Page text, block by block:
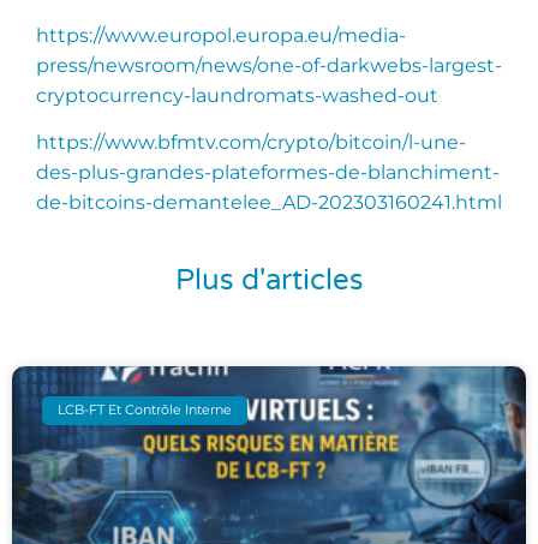
https://www.europol.europa.eu/media-
press/newsroom/news/one-of-darkwebs-largest-
cryptocurrency-laundromats-washed-out
https://www.bfmtv.com/crypto/bitcoin/l-une-
des-plus-grandes-plateformes-de-blanchiment-
de-bitcoins-demantelee_AD-202303160241.html
Plus d'articles
LCB-FT Et Contrôle Interne